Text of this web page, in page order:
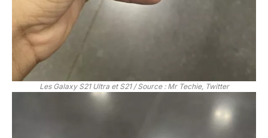
Les Galaxy S21 Ultra et S21 / Source : Mr Techie, Twitter